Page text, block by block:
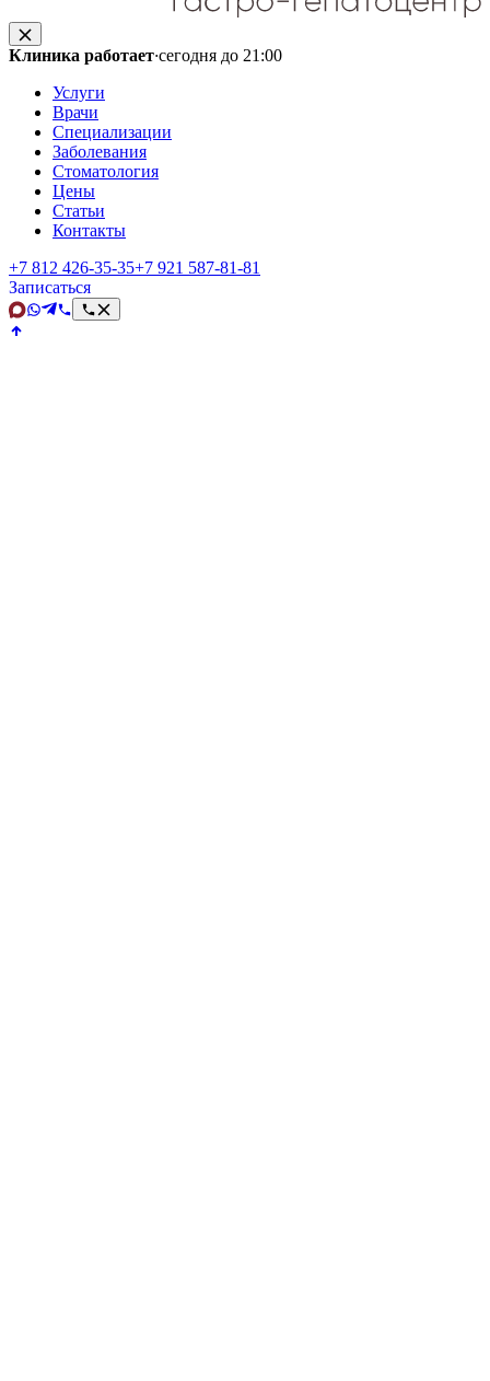
Клиника работает·сегодня до 21:00
Услуги
Врачи
Специализации
Заболевания
Стоматология
Цены
Статьи
Контакты
+7 812 426‑35‑35+7 921 587‑81‑81
Записаться